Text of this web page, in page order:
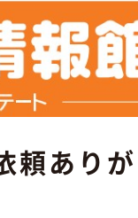
ありが